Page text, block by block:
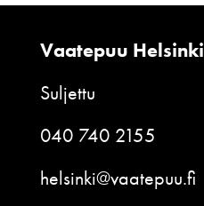
Vaatepuu Helsinki
Suljettu
040 740 2155
helsinki@vaatepuu.fi